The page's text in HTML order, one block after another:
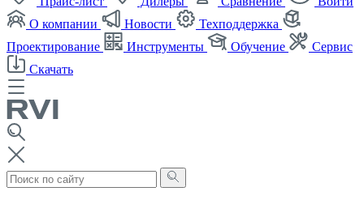
О компании
Новости
Техподдержка
Проектирование
Инструменты Обучение
Сервис
Скачать